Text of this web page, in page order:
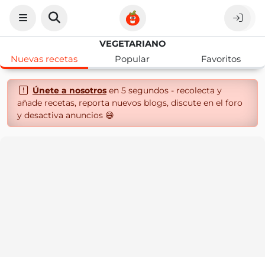
VEGETARIANO
Nuevas recetas
Popular Favoritos
Únete a nosotrosen 5 segundos - recolecta y
añade recetas, reporta nuevos blogs, discute en el foro
y desactiva anuncios 😄